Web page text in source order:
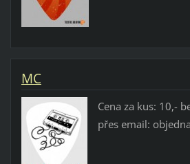
MC
Cena za kus: 10,-
přes email: